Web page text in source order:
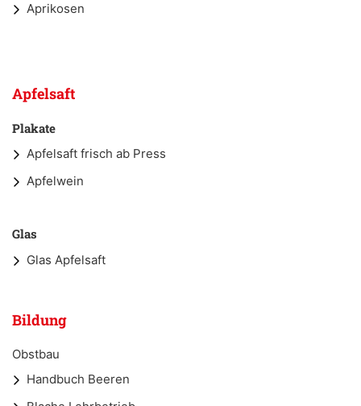
Aprikosen
Apfelsaft
Plakate
Apfelsaft frisch ab Press
Apfelwein
Glas
Glas Apfelsaft
Bildung
Obstbau
Handbuch Beeren